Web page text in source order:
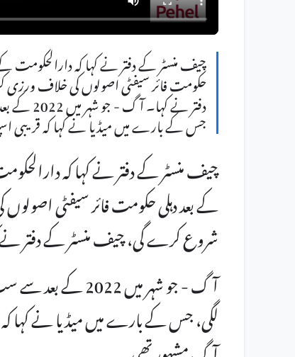
حکومت فائر سیفٹی اصولوں کی خلاف
دفتر
جس کے بارے میں میڈیا نے کہا کہ قریبی
کے بعد دہلی حکومت فائر سیفٹی
شروع کرے گی، چیف منسٹر کے دفتر
آگ - جو شہر میں
لگی، جس کے بارے میں میڈیا نے کہا